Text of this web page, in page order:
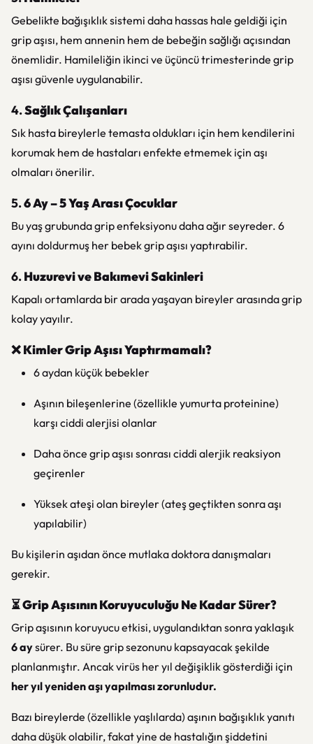
Gebelikte bağışıklık sistemi daha hassas hale geldiği için
grip aşısı, hem annenin hem de bebeğin sağlığı açısından
önemlidir. Hamileliğin ikinci ve üçüncü trimesterinde grip
aşısı güvenle uygulanabilir.
4.Sağlık Çalışanları
Sık hasta bireylerle temasta oldukları için hem kendilerini
korumak hem de hastaları enfekte etmemek için aşı
olmaları önerilir.
5.6 Ay – 5 Yaş Arası Çocuklar
Bu yaş grubunda grip enfeksiyonu daha ağır seyreder. 6
ayını doldurmuş her bebek grip aşısı yaptırabilir.
6.Huzurevi ve Bakımevi Sakinleri
Kapalı ortamlarda bir arada yaşayan bireyler arasında grip
kolay yayılır.
❌Kimler Grip Aşısı Yaptırmamalı?
6 aydan küçük bebekler
Aşının bileşenlerine (özellikle yumurta proteinine)
karşı ciddi alerjisi olanlar
Daha önce grip aşısı sonrası ciddi alerjik reaksiyon
geçirenler
Yüksek ateşi olan bireyler (ateş geçtikten sonra aşı
yapılabilir)
Bu kişilerin aşıdan önce mutlaka doktora danışmaları
gerekir.
⏳Grip Aşısının Koruyuculuğu Ne Kadar Sürer?
Grip aşısının koruyucu etkisi, uygulandıktan sonra yaklaşık
6 aysürer. Bu süre grip sezonunu kapsayacak şekilde
planlanmıştır. Ancak virüs her yıl değişiklik gösterdiği için
her yıl yeniden aşı yapılması zorunludur.
Bazı bireylerde (özellikle yaşlılarda) aşının bağışıklık yanıtı
daha düşük olabilir, fakat yine de hastalığın şiddetini